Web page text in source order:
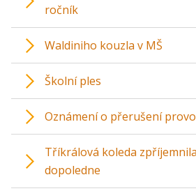
ročník
Waldiniho kouzla v MŠ
Školní ples
Oznámení o přerušení
Tříkrálová koleda
dopoledne